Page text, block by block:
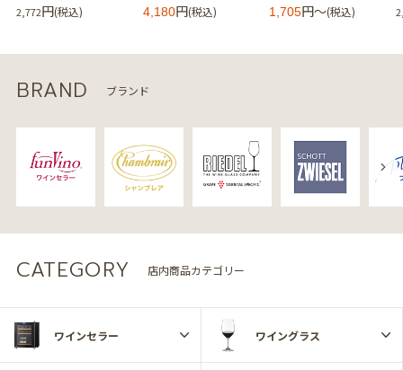
2,772円(税込) 4,180円(税込) 1,705円～(税込)